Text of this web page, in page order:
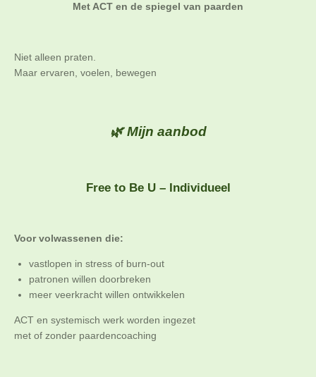
Met ACT en de spiegel van paarden
Niet alleen praten.
Maar ervaren, voelen, bewegen
🌿 Mijn aanbod
Free to Be U – Individueel
Voor volwassenen die:
vastlopen in stress of burn-out
patronen willen doorbreken
meer veerkracht willen ontwikkelen
ACT en systemisch werk worden ingezet
met of zonder paardencoaching